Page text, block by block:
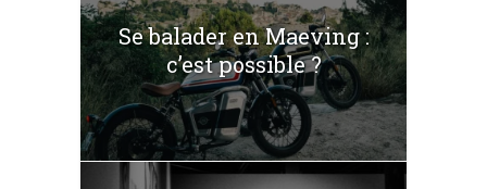
Se balader en Maeving :
c’est possible ?